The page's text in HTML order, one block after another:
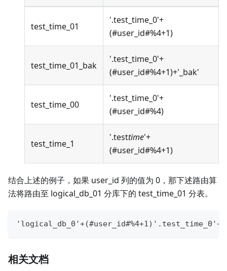
test_time_01
'.test_time_0'+
(#user_id#%4+1)
test_time_01_bak
'.test_time_0'+
(#user_id#%4+1)+'_bak'
test_time_00
'.test_time_0'+
(#user_id#%4)
test_time_1
'.testtime'+
(#user_id#%4+1)
结合上述的例子，如果 user_id 列的值为 0，那下述路由算
法将路由至 logical_db_01 分库下的 test_time_01 分表。
相关文档